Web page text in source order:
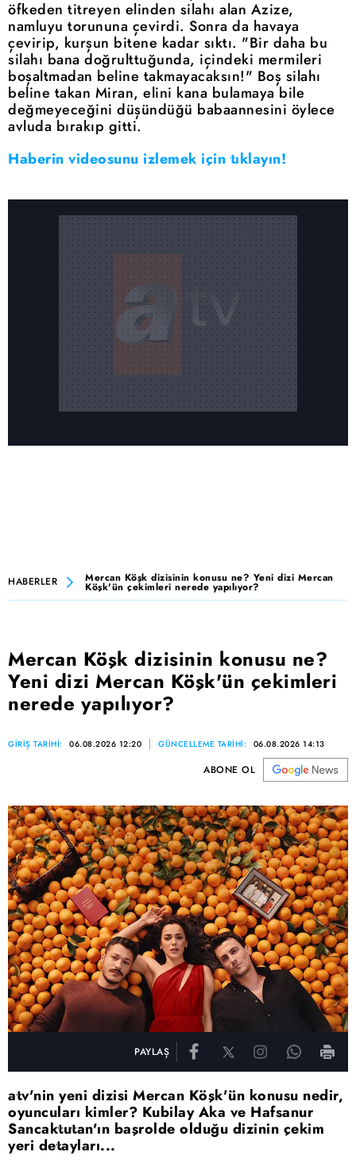
öfkeden titreyen elinden silahı alan Azize,
namluyu torununa çevirdi. Sonra da havaya
çevirip, kurşun bitene kadar sıktı. "Bir daha bu
silahı bana doğrulttuğunda, içindeki mermileri
boşaltmadan beline takmayacaksın!" Boş silahı
beline takan Miran, elini kana bulamaya bile
değmeyeceğini düşündüğü babaannesini öylece
avluda bırakıp gitti.
Haberin videosunu izlemek için tıklayın!
HABERLER Mercan Köşk dizisinin konusu ne? Yeni dizi Mercan
Köşk'ün çekimleri nerede yapılıyor?
Mercan Köşk dizisinin konusu ne?
Yeni dizi Mercan Köşk'ün çekimleri
nerede yapılıyor?
GİRİŞ TARİHİ: 06.08.2026 12:20 GÜNCELLEME TARİHİ: 06.08.2026 14:13
ABONE OL
PAYLAŞ
atv'nin yeni dizisi Mercan Köşk'ün konusu nedir,
oyuncuları kimler? Kubilay Aka ve Hafsanur
Sancaktutan'ın başrolde olduğu dizinin çekim
yeri detayları...